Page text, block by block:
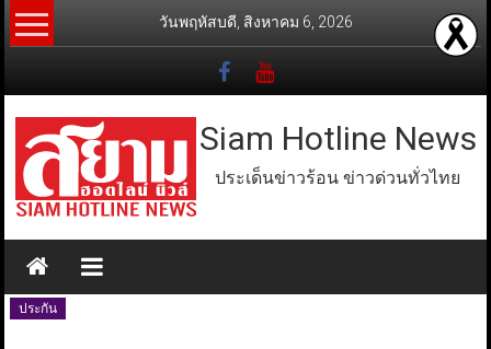
Skip
to
วันพฤหัสบดี, สิงหาคม 6, 2026
Siam Hotline News
ประเด็นข่าวร้อน ข่าวด่วนทั่วไทย
ประกัน